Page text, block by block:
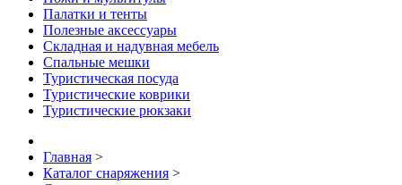
Палатки и тенты
Полезные аксессуары
Складная и надувная мебель
Спальные мешки
Туристическая посуда
Туристические коврики
Туристические рюкзаки
Главная >
Каталог снаряжения >